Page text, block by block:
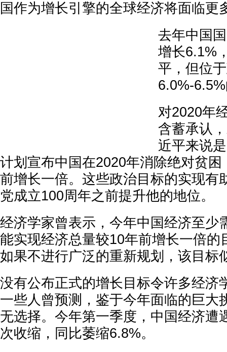
国作为增长引擎的全球经济将面临更
去年中国
增长6.1%
平，但位
6.0%-
对2020年
含蓄承认
近平来说
计划宣布中国在2020年消除绝对贫
前增长一倍。这些政治目标的实现有
党成立100周年之前提升他的地位。
经济学家曾表示，今年中国经济至少
能实现经济总量较10年前增长一倍的
如果不进行广泛的重新规划，该目标
没有公布正式的增长目标令许多经济
一些人曾预测，鉴于今年面临的巨大
无选择。今年第一季度，中国经济遭
次收缩，同比萎缩6.8%。